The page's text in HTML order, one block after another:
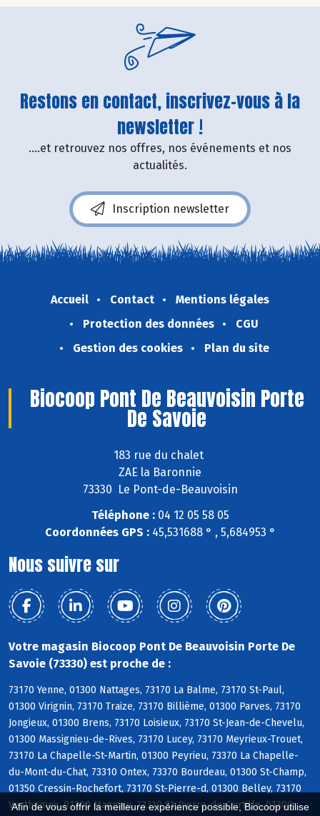
Afin de vous offrir la meilleure expérience possible, Biocoop utilise
Restons en contact, inscrivez-vous à la
newsletter !
....et retrouvez nos offres, nos événements et nos
actualités.
Inscription newsletter
Accueil Contact
Mentions légales
Protection des données
CGU
Gestion des cookies
Plan du site
Biocoop Pont De Beauvoisin Porte
De Savoie
183 rue du chalet
ZAE la Baronnie
73330 Le Pont-de-Beauvoisin
Téléphone :04 12 05 58 05
Coordonnées GPS :45,531688 ° , 5,684953 °
Nous suivre sur
Votre magasin Biocoop Pont De Beauvoisin Porte De
Savoie (73330) est proche de :
73170 Yenne, 01300 Nattages, 73170 La Balme, 73170 St-Paul,
01300 Virignin, 73170 Traize, 73170 Billième, 01300 Parves, 73170
Jongieux, 01300 Brens, 73170 Loisieux, 73170 St-Jean-de-Chevelu,
01300 Massignieu-de-Rives, 73170 Lucey, 73170 Meyrieux-Trouet,
73170 La Chapelle-St-Martin, 01300 Peyrieu, 73370 La Chapelle-
du-Mont-du-Chat, 73310 Ontex, 73370 Bourdeau, 01300 St-Champ,
01350 Cressin-Rochefort, 73170 St-Pierre-d, 01300 Belley, 73170
Verthemex, 01300 Magnieu, 73310 St-Pierre-de-Curtille, 01300